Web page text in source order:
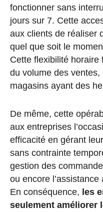
fonctionner sans
jours sur 7. Cette
aux clients de réaliser
quel que soit le
Cette flexibilité horaire
du volume des
magasins ayant des
De même, cette
aux entreprises
efficacité en gérant
sans contrainte
gestion des
ou encore
En conséquence, les
seulement améliorer